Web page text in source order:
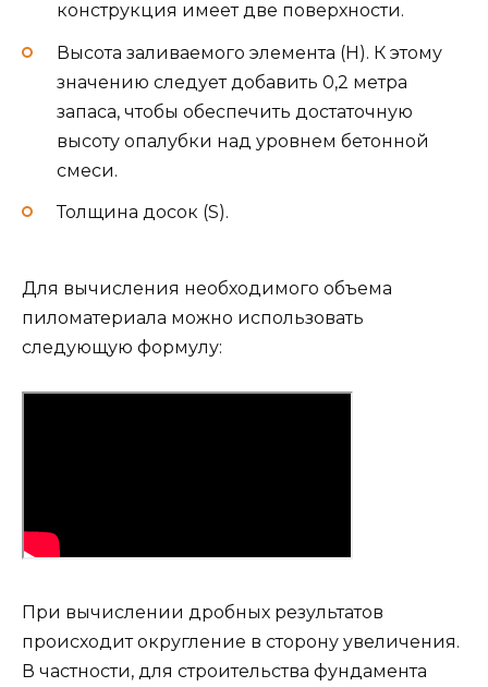
конструкция имеет две поверхности.
Высота заливаемого элемента (H). К этому
значению следует добавить 0,2 метра
запаса, чтобы обеспечить достаточную
высоту опалубки над уровнем бетонной
смеси.
Толщина досок (S).
Для вычисления необходимого объема
пиломатериала можно использовать
следующую формулу:
При вычислении дробных результатов
происходит округление в сторону увеличения.
В частности, для строительства фундамента